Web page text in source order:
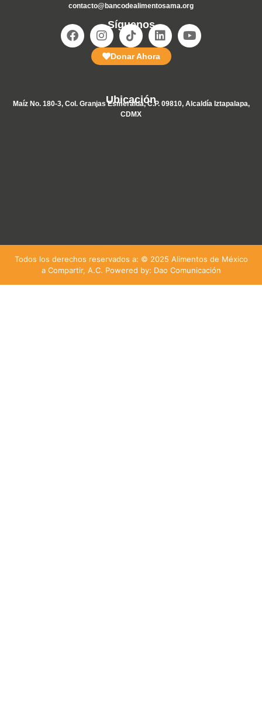
contacto@bancodealimentosama.org
Síguenos
Donar Ahora
Ubicación
Maíz No. 180-3, Col. Granjas Esmeralda, C.P. 09810, Alcaldía Iztapalapa,
CDMX
Todos los derechos reservados a: © 2025 Alimentos de México
a Compartir, A.C. Powered by: Dao Comunicación